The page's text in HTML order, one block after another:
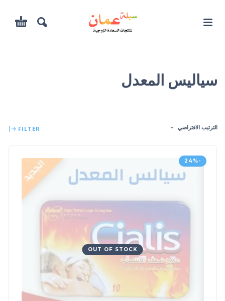
سياليس المعدل
الترتيب الافتراضي FILTER
-24%
OUT OF STOCK